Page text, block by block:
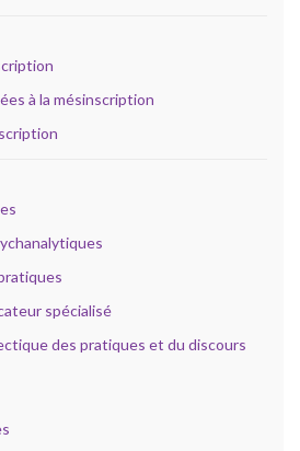
à la mésinscription
spécialisé
des pratiques et du discours